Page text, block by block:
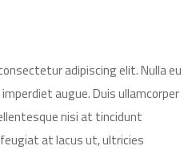
adipiscing elit. Nulla eu
augue. Duis ullamcorper
nisi at tincidunt
at lacus ut, ultricies